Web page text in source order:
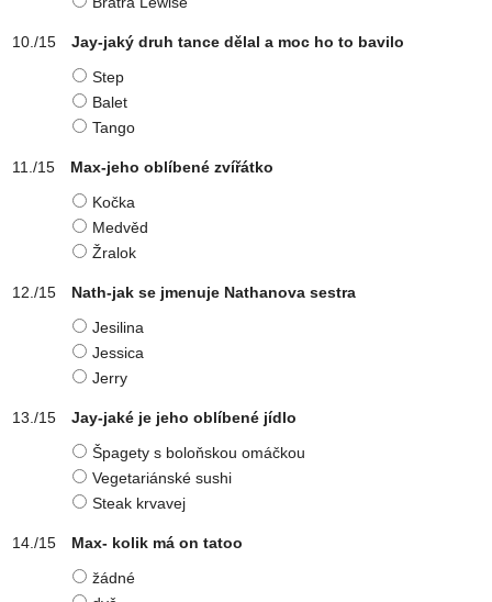
Jay-jaký druh tance dělal a moc ho to bavilo
Step
Balet
Tango
Max-jeho oblíbené zvířátko
Kočka
Medvěd
Žralok
Nath-jak se jmenuje Nathanova sestra
Jesilina
Jessica
Jerry
Jay-jaké je jeho oblíbené jídlo
Špagety s boloňskou omáčkou
Vegetariánské sushi
Steak krvavej
Max- kolik má on tatoo
žádné